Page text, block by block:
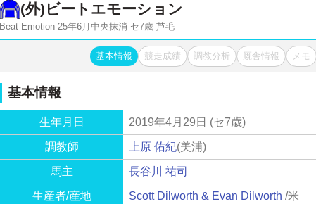
(外) ビートエモーション
Beat Emotion 25年6月中央抹消 セ7歳 芦毛
基本情報 競走成績 調教分析 厩舎情報 メモ
基本情報
生年月日 2019年4月29日 (セ7歳)
調教師 上原 佑紀(美浦)
馬主 長谷川 祐司
生産者/産地 Scott Dilworth & Evan Dilworth /米